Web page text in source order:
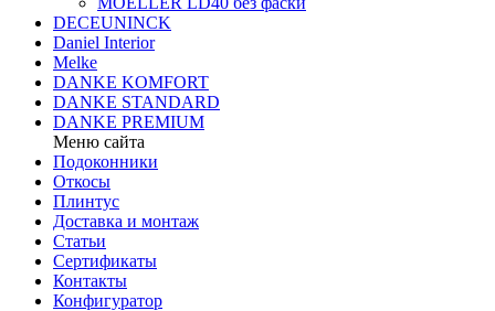
DECEUNINCK
Daniel Interior
Melke
DANKE KOMFORT
DANKE STANDARD
DANKE PREMIUM
Меню сайта
Подоконники
Откосы
Плинтус
Доставка и монтаж
Статьи
Сертификаты
Контакты
Конфигуратор